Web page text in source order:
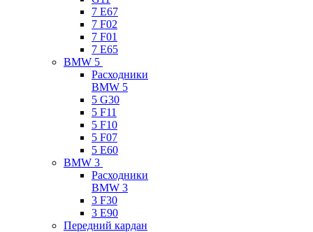
7 Е67
7 F02
7 F01
7 E65
BMW 5
Расходники
BMW 5
5 G30
5 F11
5 F10
5 F07
5 E60
BMW 3
Расходники
BMW 3
3 F30
3 E90
Передний кардан